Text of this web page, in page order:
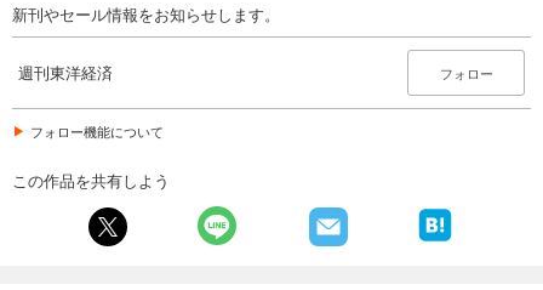
あらすじを表示する
カート
あらすじを表示する
週刊東洋経済 2026/1/31・2/7合併号
新刊やセール情報をお知らせします。
週刊東洋経済 フォロー
フォロー機能について
この作品を共有しよう